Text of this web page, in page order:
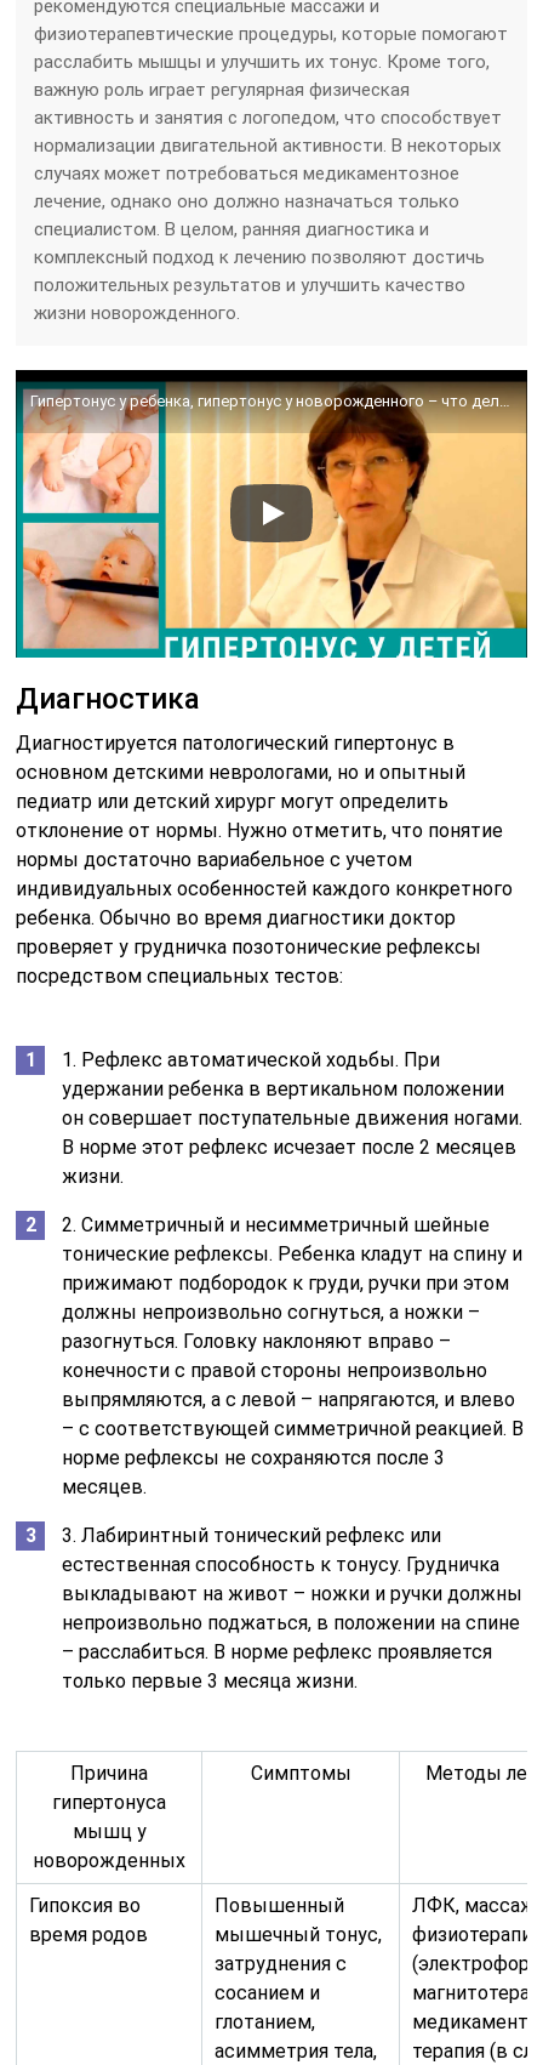
рекомендуются специальные массажи и
физиотерапевтические процедуры, которые помогают
расслабить мышцы и улучшить их тонус. Кроме того,
важную роль играет регулярная физическая
активность и занятия с логопедом, что способствует
нормализации двигательной активности. В некоторых
случаях может потребоваться медикаментозное
лечение, однако оно должно назначаться только
специалистом. В целом, ранняя диагностика и
комплексный подход к лечению позволяют достичь
положительных результатов и улучшить качество
жизни новорожденного.
Гипертонус у ребенка, гипертонус у новорожденного – что делать?
Диагностика
Диагностируется патологический гипертонус в
основном детскими неврологами, но и опытный
педиатр или детский хирург могут определить
отклонение от нормы. Нужно отметить, что понятие
нормы достаточно вариабельное с учетом
индивидуальных особенностей каждого конкретного
ребенка. Обычно во время диагностики доктор
проверяет у грудничка позотонические рефлексы
посредством специальных тестов:
1. Рефлекс автоматической ходьбы. При
удержании ребенка в вертикальном положении
он совершает поступательные движения ногами.
В норме этот рефлекс исчезает после 2 месяцев
жизни.
2. Симметричный и несимметричный шейные
тонические рефлексы. Ребенка кладут на спину и
прижимают подбородок к груди, ручки при этом
должны непроизвольно согнуться, а ножки –
разогнуться. Головку наклоняют вправо –
конечности с правой стороны непроизвольно
выпрямляются, а с левой – напрягаются, и влево
– с соответствующей симметричной реакцией. В
норме рефлексы не сохраняются после 3
месяцев.
3. Лабиринтный тонический рефлекс или
естественная способность к тонусу. Грудничка
выкладывают на живот – ножки и ручки должны
непроизвольно поджаться, в положении на спине
– расслабиться. В норме рефлекс проявляется
только первые 3 месяца жизни.
Причина
гипертонуса
мышц у
новорожденных
Симптомы Методы
Гипоксия во
время родов
Повышенный
мышечный тонус,
затруднения с
сосанием и
глотанием,
асимметрия тела,
ЛФК, массаж,
физиотерапия
терапия (в